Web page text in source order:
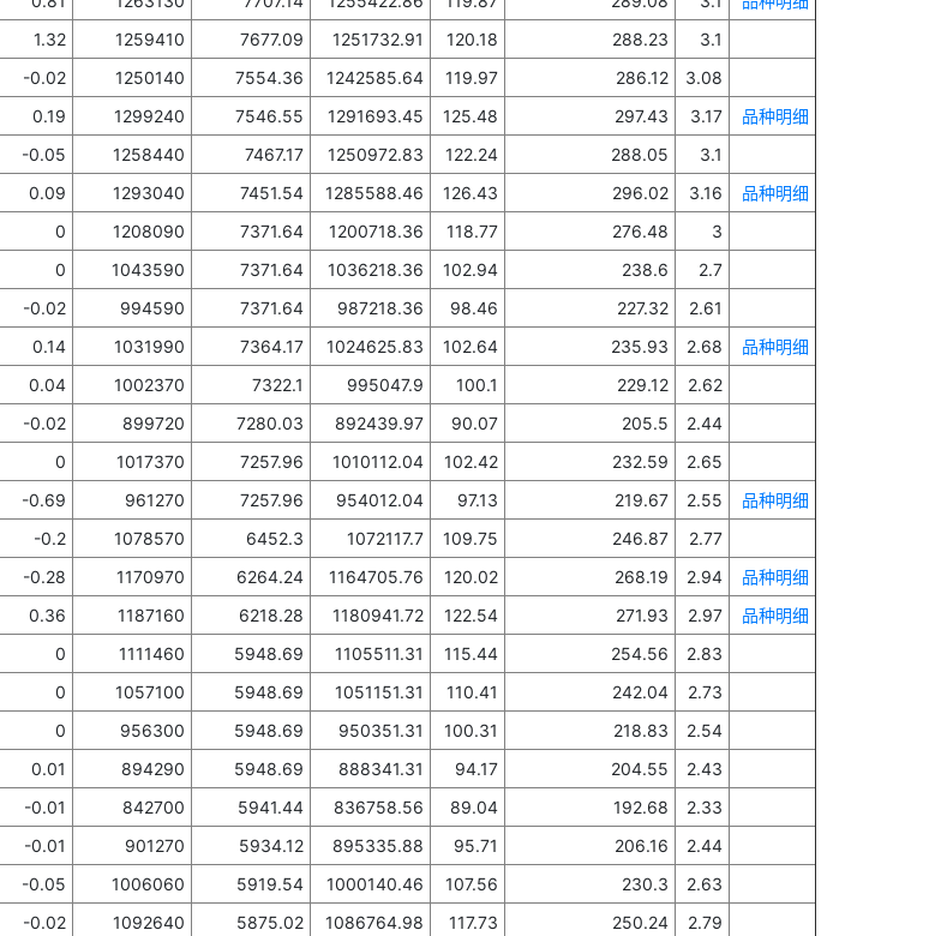
1.32 1259410 7677.09 1251732.91 120.18 288.23
3.1
-0.02 1250140 7554.36 1242585.64 119.97 286.12
3.08
0.19 1299240 7546.55 1291693.45 125.48 297.43 3.17
品种明细
-0.05 1258440 7467.17 1250972.83 122.24 288.05
3.1
0.09 1293040 7451.54 1285588.46 126.43 296.02 3.16
品种明细
0 1208090 7371.64 1200718.36 118.77 276.48
3
0 1043590 7371.64 1036218.36 102.94 238.6
2.7
-0.02 994590 7371.64 987218.36 98.46 227.32
2.61
0.14 1031990 7364.17 1024625.83 102.64 235.93 2.68
品种明细
0.04 1002370 7322.1 995047.9 100.1 229.12
2.62
-0.02 899720 7280.03 892439.97 90.07 205.5
2.44
0 1017370 7257.96 1010112.04 102.42 232.59
2.65
-0.69 961270 7257.96 954012.04 97.13 219.67 2.55
品种明细
-0.2 1078570 6452.3 1072117.7 109.75 246.87
2.77
-0.28 1170970 6264.24 1164705.76 120.02 268.19 2.94
品种明细
0.36 1187160 6218.28 1180941.72 122.54 271.93 2.97
品种明细
0 1111460 5948.69 1105511.31 115.44 254.56
2.83
0 1057100 5948.69 1051151.31 110.41 242.04
2.73
0 956300 5948.69 950351.31 100.31 218.83
2.54
0.01 894290 5948.69 888341.31 94.17 204.55
2.43
-0.01 842700 5941.44 836758.56 89.04 192.68
2.33
-0.01 901270 5934.12 895335.88 95.71 206.16
2.44
-0.05 1006060 5919.54 1000140.46 107.56 230.3
2.63
-0.02 1092640 5875.02 1086764.98 117.73 250.24
2.79